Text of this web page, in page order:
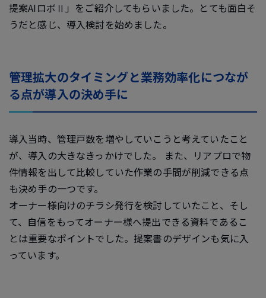
提案AIロボⅡ」をご紹介してもらいました。とても面白そ
うだと感じ、導入検討を始めました。
管理拡大のタイミングと業務効率化につなが
る点が導入の決め手に
導入当時、管理戸数を増やしていこうと考えていたこと
が、導入の大きなきっかけでした。 また、リアプロで物
件情報を出して比較していた作業の手間が削減できる点
も決め手の一つです。
オーナー様向けのチラシ発行を検討していたこと、そし
て、自信をもってオーナー様へ提出できる資料であるこ
とは重要なポイントでした。提案書のデザインも気に入
っています。